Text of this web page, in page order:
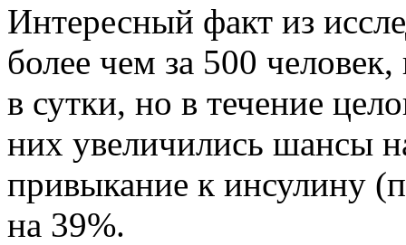
Интересный факт из
более чем за 500
в сутки, но в течение
них увеличились шансы
привыкание к инсулину
на 39%.